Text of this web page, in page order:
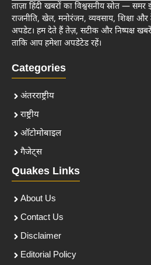
ताज़ा हिंदी खबरों का विश्वसनीय स्रोत — समर
राजनीति, खेल, मनोरंजन, व्यवसाय, शिक्षा
अपडेट। हम देते हैं तेज़, सटीक और निष्पक्ष
ताकि आप हमेशा अपडेटेड रहें।
Categories
अंतरराष्ट्रीय
राष्ट्रीय
ऑटोमोबाइल
गैजेट्स
Quakes Links
About Us
Contact Us
Disclaimer
Editorial Policy